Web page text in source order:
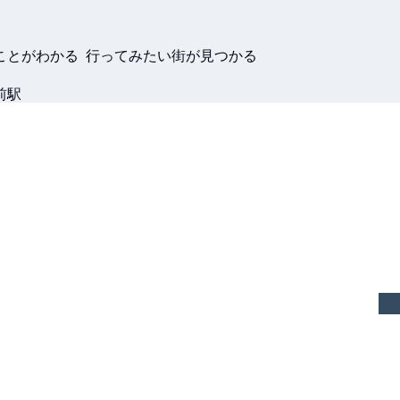
とがわかる 行ってみたい街が見つかる
駅